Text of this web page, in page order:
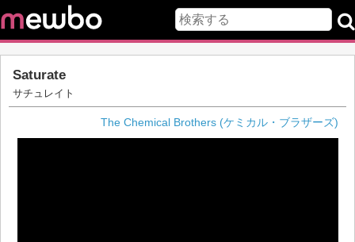
Saturate
サチュレイト
The Chemical Brothers (ケミカル・ブラザーズ)